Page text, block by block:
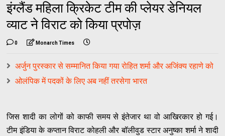
इंग्लैंड महिला क्रिकेट टीम की प्लेयर डेनियल
व्याट ने विराट को किया प्रपोज़
0 Monarch Times
अर्जुन पुरस्कार से सम्मानित किया गया रोहित शर्मा और अजिंक्य रहाणे को
ओलंपिक में पदकों के लिए अब नहीं तरसेगा भारत
जिस शादी का लोगों को काफी समय से इंतेजार था वो आखिरकार हो गई।
टीम इंडिया के कप्तान विराट कोहली और बॉलीवुड स्टार अनुष्का शर्मा ने शादी